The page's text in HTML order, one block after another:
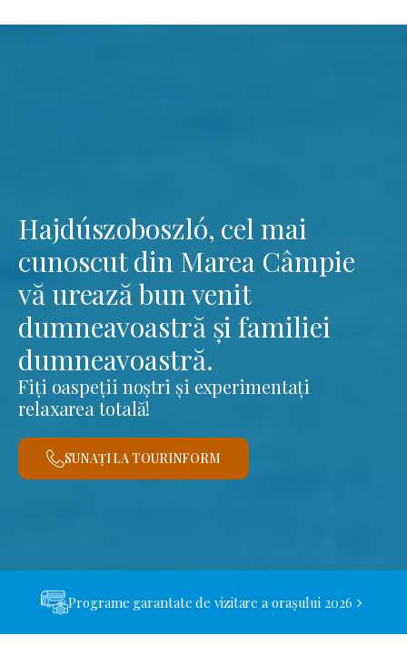
Hajdúszoboszló, cel mai
cunoscut din Marea Câmpie
vă urează bun venit
dumneavoastră și familiei
dumneavoastră.
Fiți oaspeții noștri și experimentați
relaxarea totală!
SUNAȚI LA TOURINFORM
Programe garantate de vizitare a orașului 2026